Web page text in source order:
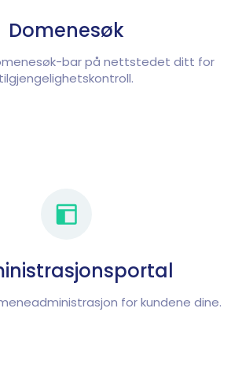
Domenesøk
bar på nettstedet ditt for
tilgjengelighetskontroll.
for kundene dine.